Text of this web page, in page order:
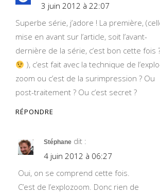
3 juin 2012 à 22:07
Superbe série, j’adore ! La première,
mise en avant sur l’article, soit l’avant-
dernière de la série, c’est bon cette fois
), c’est fait avec la technique de
zoom ou c’est de la surimpression ? Ou
post-traitement ? Ou c’est secret ?
RÉPONDRE
Stéphane dit :
4 juin 2012 à 06:27
Oui, on se comprend cette fois.
C’est de l’explozoom. Donc rien de